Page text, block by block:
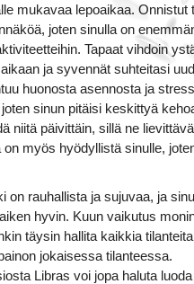
mukavaa lepoaikaa. Onnistut
joten sinulla on
Tapaat vihdoin
ja syvennät suhteitasi
huonosta asennosta ja
sinun pitäisi keskittyä
niitä päivittäin, sillä ne
on myös hyödyllistä sinulle,
on rauhallista ja sujuvaa, ja
hyvin. Kuun vaikutus
täysin hallita kaikkia
jokaisessa tilanteessa.
Libras voi jopa haluta